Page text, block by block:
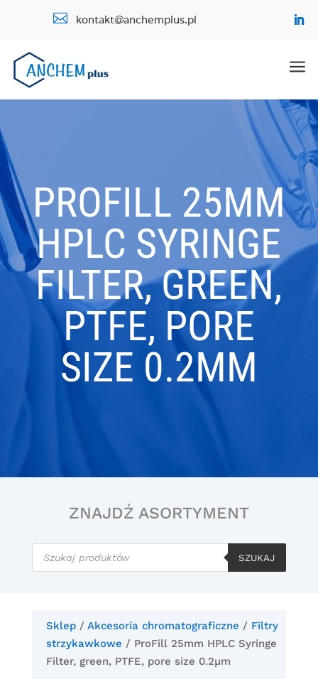
 kontakt@anchemplus.pl
a
PROFILL 25MM
HPLC SYRINGE
FILTER, GREEN,
PTFE, PORE
SIZE 0.2ΜM
ZNAJDŹ ASORTYMENT
Wyszukiwarka
produktów
SZUKAJ
Sklep/ Akcesoria chromatograficzne / Filtry
strzykawkowe / ProFill 25mm HPLC Syringe
Filter, green, PTFE, pore size 0.2µm